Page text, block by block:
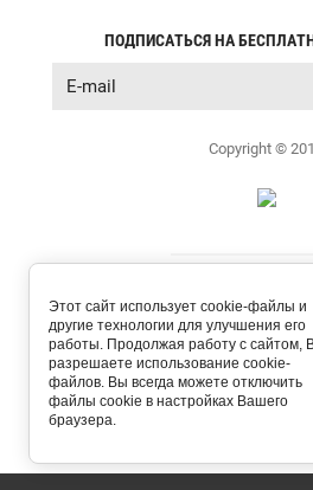
ПОДПИСАТЬСЯ НА
Copyright ©
Этот сайт использует cookie-файлы и
другие технологии для улучшения его
работы. Продолжая работу с сайтом,
разрешаете использование cookie-
файлов. Вы всегда можете отключить
файлы cookie в настройках Вашего
браузера.